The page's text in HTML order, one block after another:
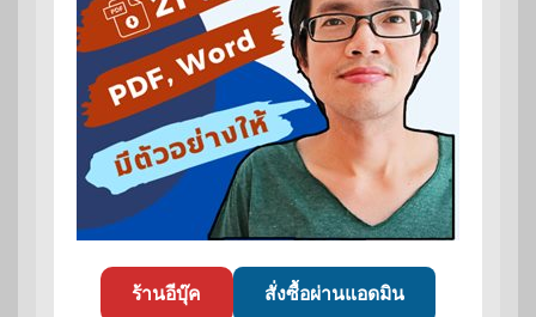
ร้านอีบุ๊ค สั่งซื้อผ่านแอดมิน